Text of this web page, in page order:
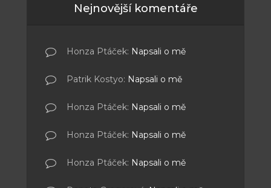
Nejnovější komentáře
Honza Ptáček: Napsali o mě
Patrik Kostyo: Napsali o mě
Honza Ptáček: Napsali o mě
Honza Ptáček: Napsali o mě
Honza Ptáček: Napsali o mě